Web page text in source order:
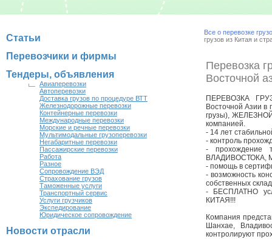
Статьи
Перевозчики и фирмы
Тендеры, объявления
Авиаперевозки
Автоперевозки
Доставка грузов по процедуре ВТТ
Железнодорожные перевозки
Контейнерные перевозки
Международные перевозки
Морские и речные перевозки
Мультимодальные грузоперевозки
Негабаритные перевозки
Пассажирские перевозки
Работа
Разное
Сопровождение ВЭД
Страхование грузов
Таможенные услуги
Транспортный сервис
Услуги грузчиков
Экспедирование
Юридическое сопровождение
Новости отрасли
Все о перевозке
грузов из Китая и
Перевозка
Восточной
ПЕРЕВОЗКА
Восточной Азии
грузы),
компанией.
- 14 лет
- контроль
- прохождение
ВЛАДИВОСТОКА,
- помощь в
- возможность
собственных
- БЕСПЛАТНО
КИТАЯ!!!
Компания
Шанхае,
контролируют